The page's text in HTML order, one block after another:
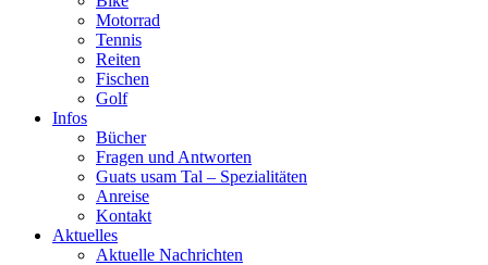
Motorrad
Tennis
Reiten
Fischen
Golf
Infos
Bücher
Fragen und Antworten
Guats usam Tal – Spezialitäten
Anreise
Kontakt
Aktuelles
Aktuelle Nachrichten